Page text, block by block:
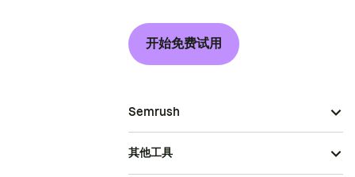
开始免费试用
Semrush
其他工具